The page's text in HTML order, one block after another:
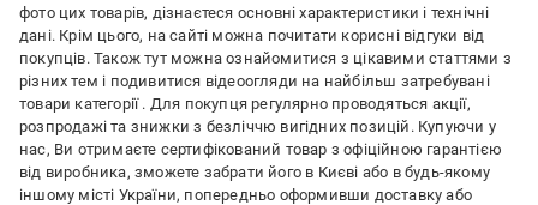
фото цих товарів, дізнаєтеся основні характеристики і технічні
дані. Крім цього, на сайті можна почитати корисні відгуки від
покупців. Також тут можна ознайомитися з цікавими статтями з
різних тем і подивитися відеоогляди на найбільш затребувані
товари категорії . Для покупця регулярно проводяться акції,
розпродажі та знижки з безліччю вигідних позицій. Купуючи у
нас, Ви отримаєте сертифікований товар з офіційною гарантією
від виробника, зможете забрати його в Києві або в будь-якому
іншому місті України, попередньо оформивши доставку або